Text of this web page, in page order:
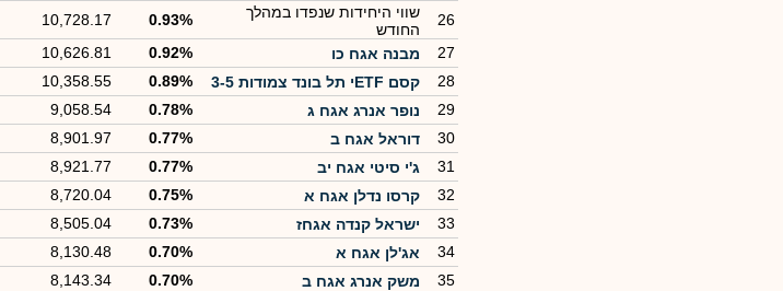
26
שווי היחידות שנפדו במהלך
החודש
0.93%
10,728.17
27
מבנה אגח כו 0.92%
10,626.81
28
קסם ETFי תל בונד צמודות 3-5 0.89%
10,358.55
29
נופר אנרג אגח ג 0.78%
9,058.54
30
דוראל אגח ב 0.77%
8,901.97
31
ג'י סיטי אגח יב 0.77%
8,921.77
32
קרסו נדלן אגח א 0.75%
8,720.04
33
ישראל קנדה אגחז 0.73%
8,505.04
34
אג'לן אגח א 0.70%
8,130.48
35
משק אנרג אגח ב 0.70%
8,143.34